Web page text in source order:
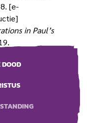
[e-
in Paul’s